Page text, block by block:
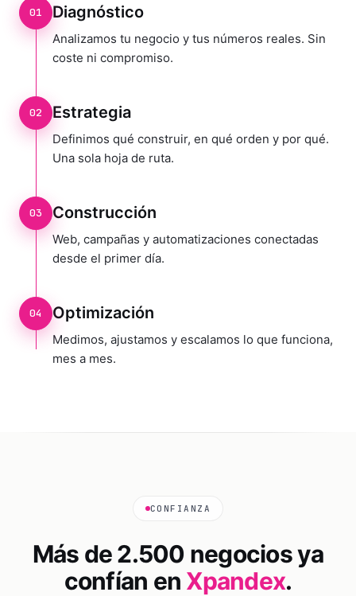
01 Diagnóstico
Analizamos tu negocio y tus números reales. Sin
coste ni compromiso.
02 Estrategia
Definimos qué construir, en qué orden y por qué.
Una sola hoja de ruta.
03 Construcción
Web, campañas y automatizaciones conectadas
desde el primer día.
04 Optimización
Medimos, ajustamos y escalamos lo que funciona,
mes a mes.
CONFIANZA
Más de 2.500 negocios ya
confían en Xpandex.